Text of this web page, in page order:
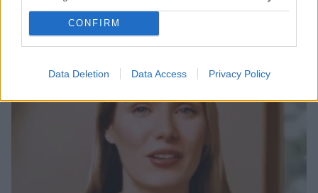
CONFIRM
Data Deletion Data Access Privacy Policy
Thema Insights